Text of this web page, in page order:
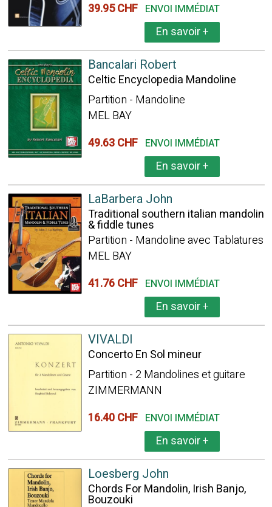
39.95 CHF ENVOI IMMÉDIAT
En savoir+
Bancalari Robert
Celtic Encyclopedia Mandoline
Partition - Mandoline
MEL BAY
49.63 CHF ENVOI IMMÉDIAT
En savoir+
LaBarbera John
Traditional southern italian mandolin
& fiddle tunes
Partition - Mandoline avec Tablatures
MEL BAY
41.76 CHF ENVOI IMMÉDIAT
En savoir+
VIVALDI
Concerto En Sol mineur
Partition - 2 Mandolines et guitare
ZIMMERMANN
16.40 CHF ENVOI IMMÉDIAT
En savoir+
Loesberg John
Chords For Mandolin, Irish Banjo,
Bouzouki